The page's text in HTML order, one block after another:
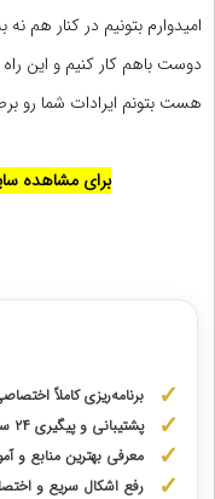
امیدوارم بتونیم در کنار هم
دوست باهم کار کنیم و این
هست بتونم ایرادات شما رو
برای مشاهده
برنامه‌ریزی کاملاً
پشتیبانی و پیگیری ۲۴ ساعته توسط
معرفی بهترین منابع
رفع اشکال سریع و